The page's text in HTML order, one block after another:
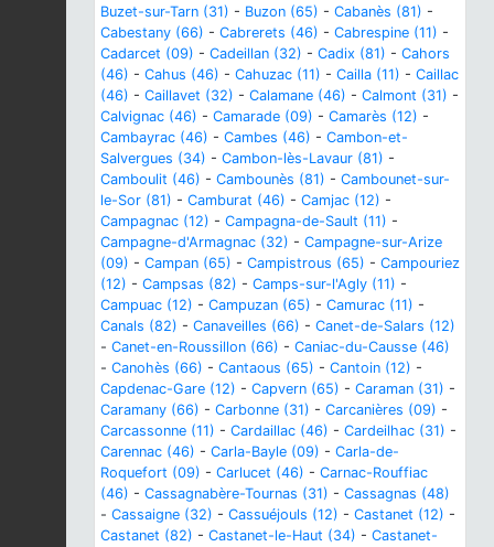
Buzet-sur-Tarn (31) - Buzon (65) - Cabanès (81) -
Cabestany (66) - Cabrerets (46) - Cabrespine (11) -
Cadarcet (09) - Cadeillan (32) - Cadix (81) - Cahors
(46) - Cahus (46) - Cahuzac (11) - Cailla (11) - Caillac
(46) - Caillavet (32) - Calamane (46) - Calmont (31) -
Calvignac (46) - Camarade (09) - Camarès (12) -
Cambayrac (46) - Cambes (46) - Cambon-et-
Salvergues (34) - Cambon-lès-Lavaur (81) -
Camboulit (46) - Cambounès (81) - Cambounet-sur-
le-Sor (81) - Camburat (46) - Camjac (12) -
Campagnac (12) - Campagna-de-Sault (11) -
Campagne-d'Armagnac (32) - Campagne-sur-Arize
(09) - Campan (65) - Campistrous (65) - Campouriez
(12) - Campsas (82) - Camps-sur-l'Agly (11) -
Campuac (12) - Campuzan (65) - Camurac (11) -
Canals (82) - Canaveilles (66) - Canet-de-Salars (12)
- Canet-en-Roussillon (66) - Caniac-du-Causse (46)
- Canohès (66) - Cantaous (65) - Cantoin (12) -
Capdenac-Gare (12) - Capvern (65) - Caraman (31) -
Caramany (66) - Carbonne (31) - Carcanières (09) -
Carcassonne (11) - Cardaillac (46) - Cardeilhac (31) -
Carennac (46) - Carla-Bayle (09) - Carla-de-
Roquefort (09) - Carlucet (46) - Carnac-Rouffiac
(46) - Cassagnabère-Tournas (31) - Cassagnas (48)
- Cassaigne (32) - Cassuéjouls (12) - Castanet (12) -
Castanet (82) - Castanet-le-Haut (34) - Castanet-